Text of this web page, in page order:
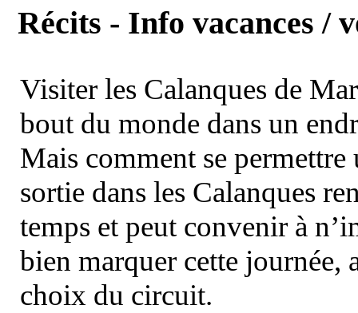
Récits - Info vacances /
Visiter les Calanques de
bout du monde dans un
Mais comment se permettre
sortie dans les Calanques
temps et peut convenir à
bien marquer cette journée,
choix du circuit.